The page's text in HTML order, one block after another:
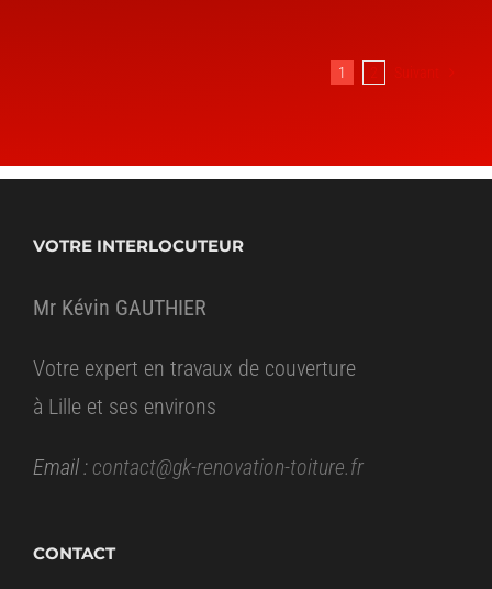
1
VOTRE INTERLOCUTEUR
Mr Kévin GAUTHIER
Votre expert en travaux de couverture
à Lille et ses environs
Email : contact@gk-renovation-toiture.fr
CONTACT